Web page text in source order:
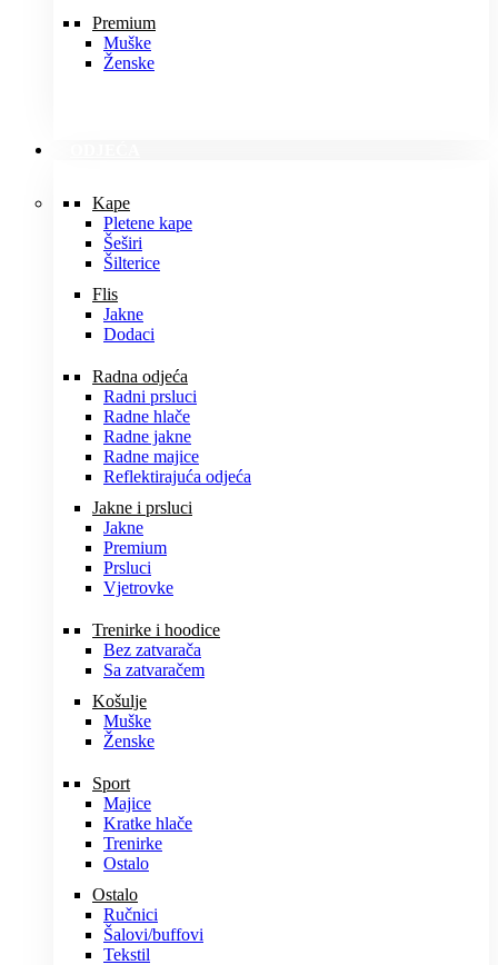
Premium
Muške
Ženske
Kape
Pletene kape
Šeširi
Šilterice
Flis
Jakne
Dodaci
Radna odjeća
Radni prsluci
Radne hlače
Radne jakne
Radne majice
Reflektirajuća odjeća
Jakne i prsluci
Jakne
Premium
Prsluci
Vjetrovke
Trenirke i hoodice
Bez zatvarača
Sa zatvaračem
Košulje
Muške
Ženske
Sport
Majice
Kratke hlače
Trenirke
Ostalo
Ostalo
Ručnici
Šalovi/buffovi
Tekstil